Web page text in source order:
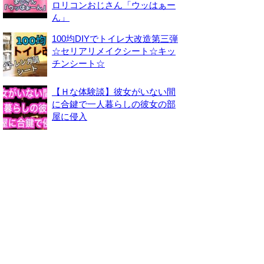
ロリコンおじさん「ウッはぁー
ん」
100均DIYでトイレ大改造第三弾
☆セリアリメイクシート☆キッ
チンシート☆
【Ｈな体験談】彼女がいない間
に合鍵で一人暮らしの彼女の部
屋に侵入